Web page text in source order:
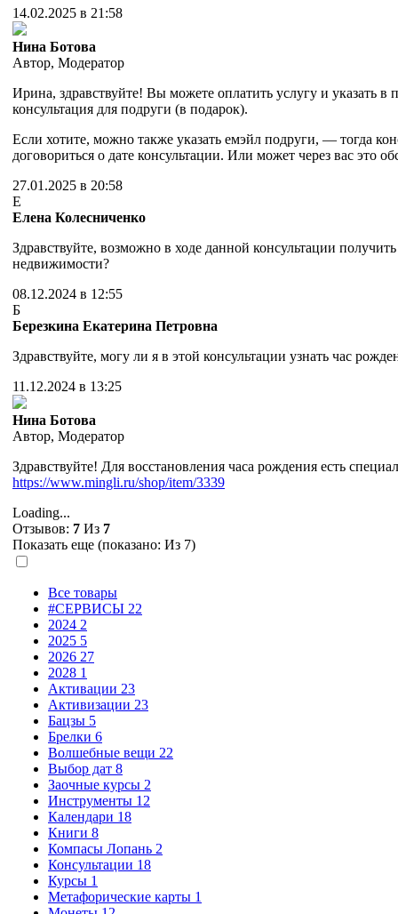
14.02.2025 в 21:58
Нина Ботова
Автор, Модератор
Ирина, здравствуйте! Вы можете оплатить услугу и указать
консультация для подруги (в подарок).
Если хотите, можно также указать емэйл подруги, — тогда
договориться о дате консультации. Или может через вас это
27.01.2025 в 20:58
Е
Елена Колесниченко
Здравствуйте, возможно в ходе данной консультации
недвижимости?
08.12.2024 в 12:55
Б
Березкина Екатерина Петровна
Здравствуйте, могу ли я в этой консультации узнать час
11.12.2024 в 13:25
Нина Ботова
Автор, Модератор
Здравствуйте! Для восстановления часа рождения есть
https://www.mingli.ru/shop/item/3339
Loading...
Отзывов: 7 Из 7
Показать еще (показано: Из 7)
Все товары
#СЕРВИСЫ 22
2024 2
2025 5
2026 27
2028 1
Активации 23
Активизации 23
Бацзы 5
Брелки 6
Волшебные вещи 22
Выбор дат 8
Заочные курсы 2
Инструменты 12
Календари 18
Книги 8
Компасы Лопань 2
Консультации 18
Курсы 1
Метафорические карты 1